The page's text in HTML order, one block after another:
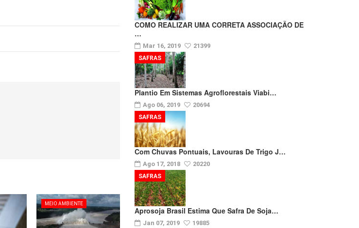
MEIO AMBIENTE
COMO REALIZAR UMA CORRETA ASSOCIAÇÃO DE
…
Mar 16, 2019 21399
Plantio Em Sistemas Agroflorestais Viabi…
Ago 06, 2019 20694
SAFRAS
Com Chuvas Pontuais, Lavouras De Trigo J…
Ago 17, 2018 20220
SAFRAS
Aprosoja Brasil Estima Que Safra De Soja…
Jan 07, 2019 19885
SAFRAS